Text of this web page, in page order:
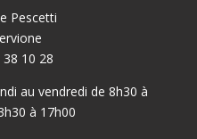
Pescetti
38 10 28
au vendredi de 8h30 à
à 17h00